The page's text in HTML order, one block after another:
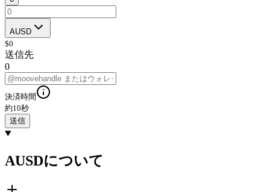
AUSD
$0
送信先
0
決済時間
約10秒
送信
AUSDについて